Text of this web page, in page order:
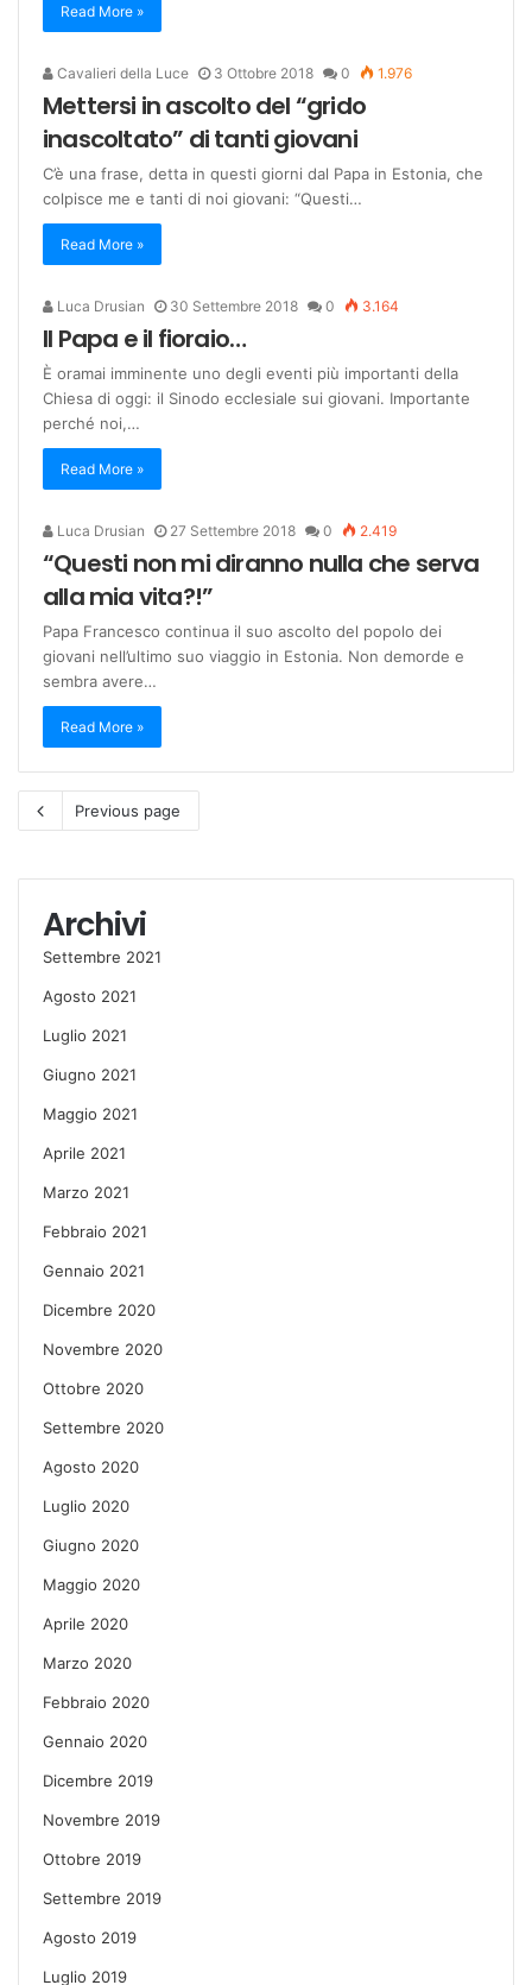
Read More »
Cavalieri della Luce 3 Ottobre 2018 0 1.976
Mettersi in ascolto del “grido
inascoltato” di tanti giovani
C’è una frase, detta in questi giorni dal Papa in Estonia, che
colpisce me e tanti di noi giovani: “Questi…
Read More »
Luca Drusian 30 Settembre 2018 0 3.164
Il Papa e il fioraio…
È oramai imminente uno degli eventi più importanti della
Chiesa di oggi: il Sinodo ecclesiale sui giovani. Importante
perché noi,…
Read More »
Luca Drusian 27 Settembre 2018 0 2.419
“Questi non mi diranno nulla che serva
alla mia vita?!”
Papa Francesco continua il suo ascolto del popolo dei
giovani nell’ultimo suo viaggio in Estonia. Non demorde e
sembra avere…
Read More »
Previous page
Archivi
Settembre 2021
Agosto 2021
Luglio 2021
Giugno 2021
Maggio 2021
Aprile 2021
Marzo 2021
Febbraio 2021
Gennaio 2021
Dicembre 2020
Novembre 2020
Ottobre 2020
Settembre 2020
Agosto 2020
Luglio 2020
Giugno 2020
Maggio 2020
Aprile 2020
Marzo 2020
Febbraio 2020
Gennaio 2020
Dicembre 2019
Novembre 2019
Ottobre 2019
Settembre 2019
Agosto 2019
Luglio 2019